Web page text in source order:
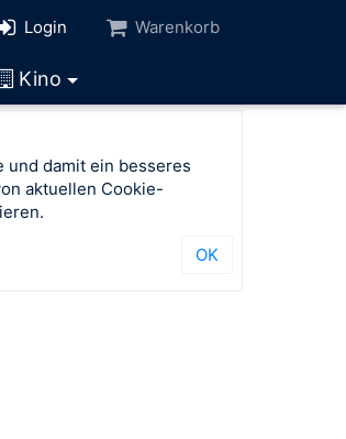
Login Warenkorb
Kino
und damit ein besseres
aktuellen Cookie-
OK